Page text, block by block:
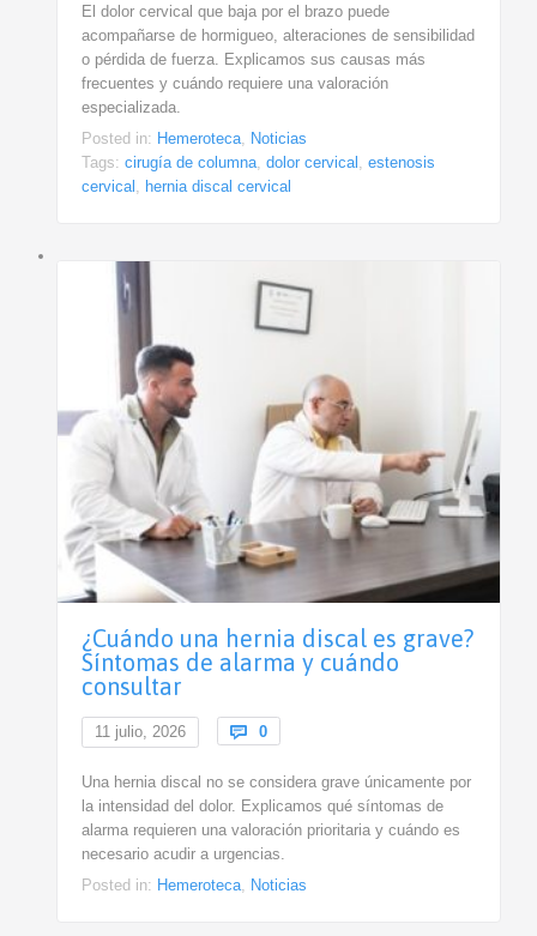
El dolor cervical que baja por el brazo puede
acompañarse de hormigueo, alteraciones de sensibilidad
o pérdida de fuerza. Explicamos sus causas más
frecuentes y cuándo requiere una valoración
especializada.
Posted in: Hemeroteca, Noticias
Tags: cirugía de columna, dolor cervical , estenosis
cervical , hernia discal cervical
¿Cuándo una hernia discal es grave?
Síntomas de alarma y cuándo
consultar
11 julio, 2026  0Comments
Una hernia discal no se considera grave únicamente por
la intensidad del dolor. Explicamos qué síntomas de
alarma requieren una valoración prioritaria y cuándo es
necesario acudir a urgencias.
Posted in: Hemeroteca, Noticias